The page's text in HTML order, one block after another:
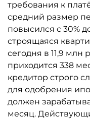
требования к
средний размер
повысился с 30%
строящаяся
сегодня в 11,9
приходится 338
кредитор строго
для одобрения
должен
месяц.